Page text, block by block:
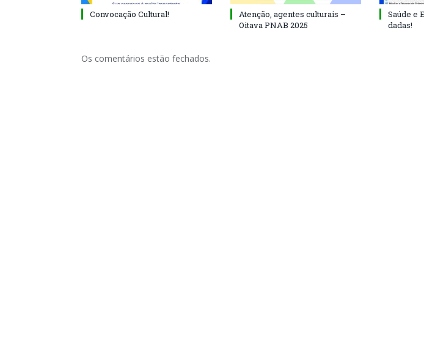
Convocação Cultural!
Atenção, agentes culturais –
Oitava PNAB 2025
Saúde e
dadas!
Os comentários estão fechados.